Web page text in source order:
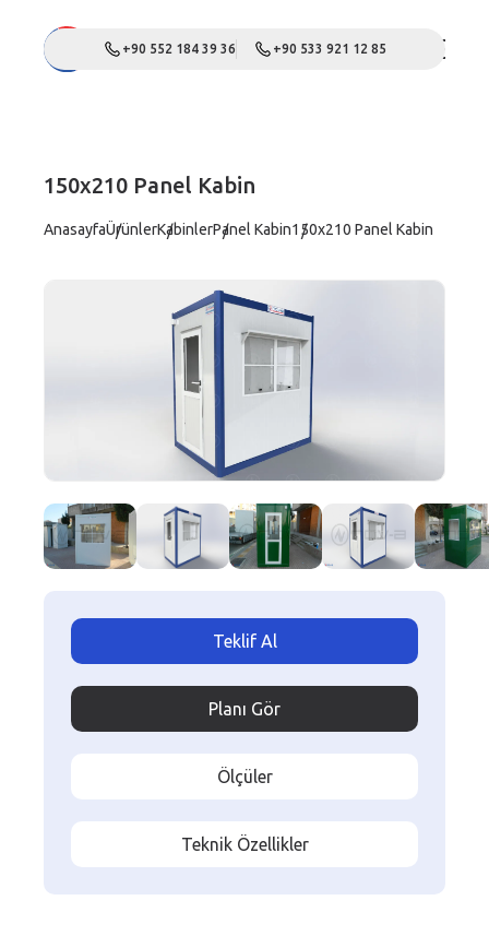
+90 552 184 39 36 +90 533 921 12 85
150x210 Panel Kabin
AnasayfaÜrünlerKabinlerPanel Kabin150x210 Panel Kabin
Teklif Al
Planı Gör
Ölçüler
Teknik Özellikler